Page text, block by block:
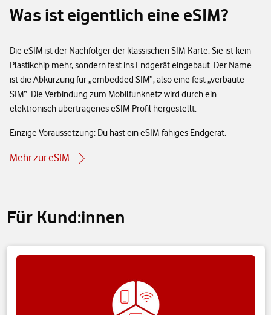
Was ist eigentlich eine eSIM?
Die eSIM ist der Nachfolger der klassischen SIM-Karte. Sie ist kein
Plastikchip mehr, sondern fest ins Endgerät eingebaut. Der Name
ist die Abkürzung für „embedded SIM“, also eine fest „verbaute
SIM“. Die Verbindung zum Mobilfunknetz wird durch ein
elektronisch übertragenes eSIM-Profil hergestellt.
Einzige Voraussetzung: Du hast ein eSIM-fähiges Endgerät.
Mehr zur eSIM
Für Kund:innen